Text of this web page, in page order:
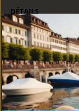
DÉTAILS
COUPE
SOINS
CONSEIL